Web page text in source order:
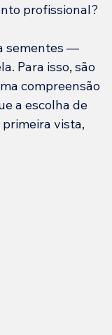
profissional?
sementes —
Para isso, são
compreensão
a escolha de
vista,